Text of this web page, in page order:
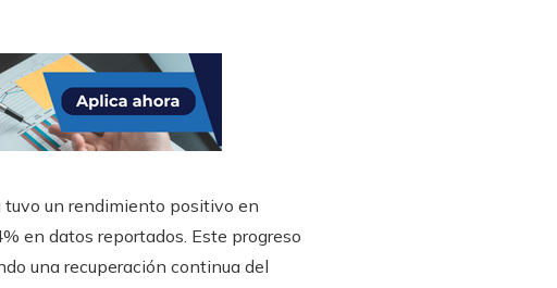
tuvo un rendimiento positivo en
en datos reportados. Este progreso
una recuperación continua del